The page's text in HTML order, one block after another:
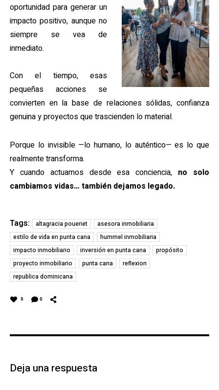
oportunidad para generar un
impacto positivo, aunque no
siempre se vea de
inmediato.
Con el tiempo, esas
pequeñas acciones se
convierten en la base de relaciones sólidas, confianza
genuina y proyectos que trascienden lo material.
Porque lo invisible —lo humano, lo auténtico— es lo que
realmente transforma.
Y cuando actuamos desde esa conciencia, no solo
cambiamos vidas… también dejamos legado.
Tags: altagracia poueriet
asesora inmobiliaria
estilo de vida en punta cana
hummel inmobiliaria
impacto inmobiliario
inversión en punta cana
propósito
proyecto inmobiliario
punta cana
reflexion
republica dominicana
0 0
Deja una respuesta